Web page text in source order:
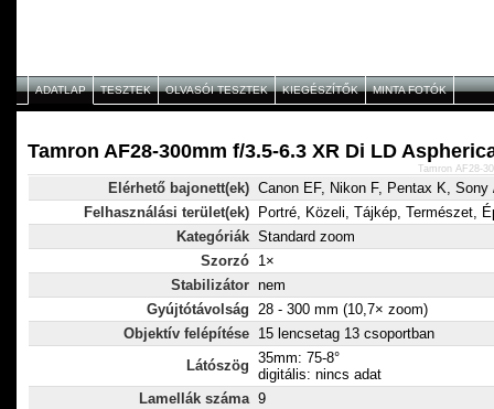
rendelkez?`
használata
megfelel?`
tele
feláldozása
ADATLAP TESZTEK OLVASÓI TESZTEK KIEGÉSZÍTŐK MINTA FOTÓK
Tamron AF28-300mm f/3.5-6.3 XR Di LD
Elérhető bajonett(ek) Canon EF, Nikon F, Pentax K, Sony
Felhasználási terület(ek)
Portré, Közeli, Tájkép, Természet,
Kategóriák Standard zoom
Szorzó 1×
Stabilizátor nem
Gyújtótávolság 28 - 300 mm (10,7× zoom)
Objektív felépítése 15 lencsetag 13 csoportban
Látószög 35mm: 75-8°
digitális: nincs adat
Lamellák száma 9
Tamron AF28-